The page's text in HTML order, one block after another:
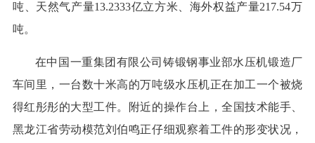
吨、天然气产量13.2333亿立方米、海外权益产量217.54万
吨。
在中国一重集团有限公司铸锻钢事业部水压机锻造厂
车间里，一台数十米高的万吨级水压机正在加工一个被烧
得红彤彤的大型工件。附近的操作台上，全国技术能手、
黑龙江省劳动模范刘伯鸣正仔细观察着工件的形变状况，